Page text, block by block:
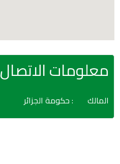
معلومات الاتصال
المالك : حكومة الجزائر